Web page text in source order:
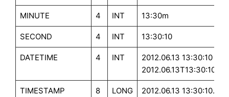
MINUTE 4 INT 13:30m
SECOND 4 INT 13:30:10
DATETIME 4 INT
2012.06.13 13:30:10 or
2012.06.13T13:30:10
TIMESTAMP 8 LONG
2012.06.13